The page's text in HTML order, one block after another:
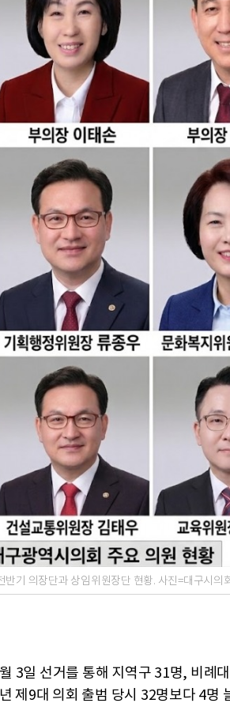
반기 의장단과 상임위원장단 현황. 사진=대구시의회
3일 선거를 통해 지역구 31명, 비례
제9대 의회 출범 당시 32명보다 4명